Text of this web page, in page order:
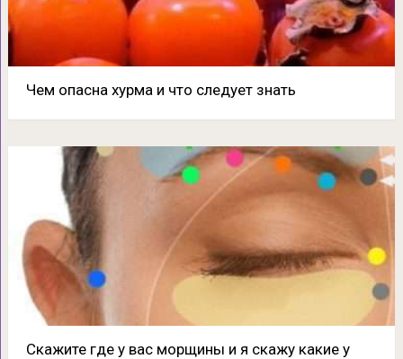
Чем опасна хурма и что следует знать
Скажите где у вас морщины и я скажу какие у